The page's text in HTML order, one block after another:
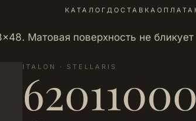
КАТАЛОГ ДОСТАВКА ОПЛАТА
Матовая поверхность не
ITALON · STELLARIS